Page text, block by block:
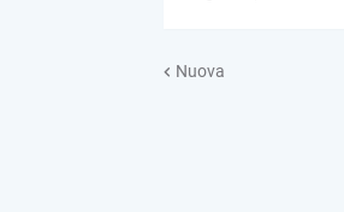
Nuova